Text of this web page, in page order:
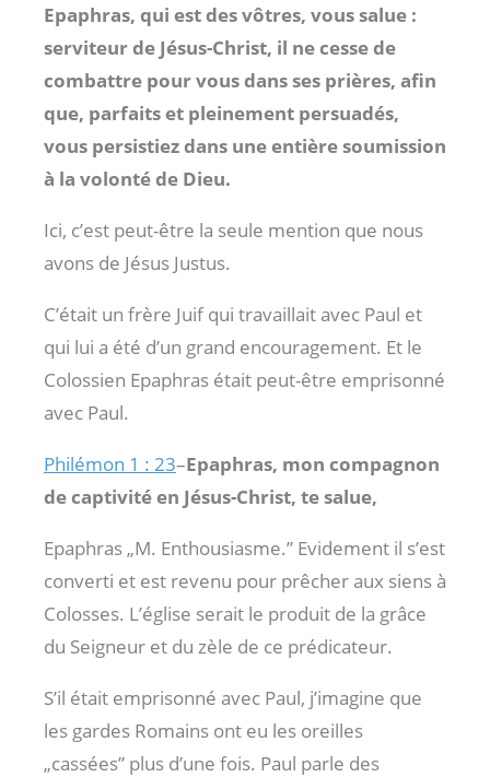
Epaphras, qui est des vôtres, vous salue :
serviteur de Jésus-Christ, il ne cesse de
combattre pour vous dans ses prières, afin
que, parfaits et pleinement persuadés,
vous persistiez dans une entière soumission
à la volonté de Dieu.
Ici, c’est peut-être la seule mention que nous
avons de Jésus Justus.
C’était un frère Juif qui travaillait avec Paul et
qui lui a été d’un grand encouragement. Et le
Colossien Epaphras était peut-être emprisonné
avec Paul.
Philémon 1 : 23–Epaphras, mon compagnon
de captivité en Jésus-Christ, te salue,
Epaphras „M. Enthousiasme.” Evidement il s’est
converti et est revenu pour prêcher aux siens à
Colosses. L’église serait le produit de la grâce
du Seigneur et du zèle de ce prédicateur.
S’il était emprisonné avec Paul, j’imagine que
les gardes Romains ont eu les oreilles
„cassées” plus d’une fois. Paul parle des